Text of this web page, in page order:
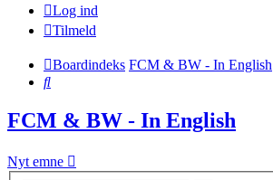
Log ind
Tilmeld
Boardindeks FCM & BW - In English
Søg
FCM & BW - In English
Nyt emne